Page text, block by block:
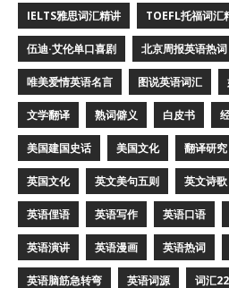
IELTS雅思词汇精讲 TOEFL托福词汇
伍迪·艾伦单口喜剧 北京周报英语热词
唯美爱情英语名言 图说英语词汇
文学翻译 熟词僻义 白皮书
美国建国史话 美国文化 翻译研究
英国文化 英文美句五则 英文诗歌
英语俚语 英语写作 英语口语
英语演讲 英语漫画 英语热词
英语脑筋急转弯 英语词源 词汇